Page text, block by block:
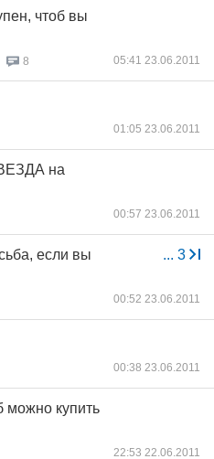
чтоб вы
8 05:41 23.06.2011
01:05 23.06.2011
на
00:57 23.06.2011
... 3
если вы
00:52 23.06.2011
00:38 23.06.2011
можно купить
22:53 22.06.2011